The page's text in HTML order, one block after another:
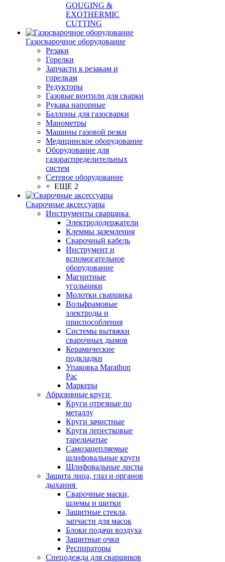
GOUGING &
EXOTHERMIC
CUTTING
Газосварочное оборудование
Резаки
Горелки
Запчасти к резакам и
горелкам
Редукторы
Газовые вентили для сварки
Рукава напорные
Баллоны для газосварки
Манометры
Машины газовой резки
Медицинское оборудование
Оборудование для
газораспределительных
систем
Сетевое оборудование
+ ЕЩЕ 2
Сварочные аксессуары
Инструменты сварщика
Электрододержатели
Клеммы заземления
Сварочный кабель
Инструмент и
вспомогательное
оборудование
Магнитные
угольники
Молотки сварщика
Вольфрамовые
электроды и
приспособления
Системы вытяжки
сварочных дымов
Керамические
подкладки
Упаковка Marathon
Pac
Маркеры
Абразивные круги
Круги отрезные по
металлу
Круги зачистные
Круги лепестковые
тарельчатые
Самозацепляемые
шлифовальные круги
Шлифовальные листы
Защита лица, глаз и органов
дыхания
Сварочные маски,
шлемы и щитки
Защитные стекла,
запчасти для масок
Блоки подачи воздуха
Защитные очки
Респираторы
Спецодежда для сварщиков